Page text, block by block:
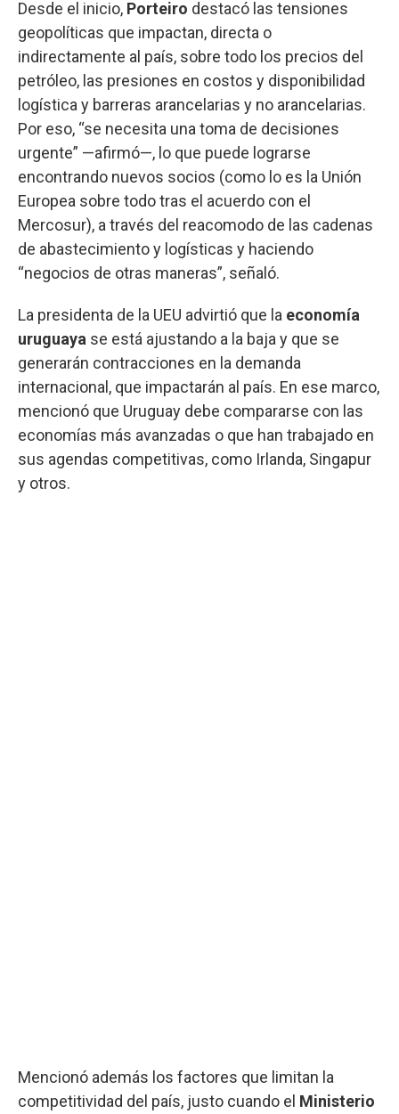
Desde el inicio, Porteiro destacó las tensiones
geopolíticas que impactan, directa o
indirectamente al país, sobre todo los precios del
petróleo, las presiones en costos y disponibilidad
logística y barreras arancelarias y no arancelarias.
Por eso, “se necesita una toma de decisiones
urgente” —afirmó—, lo que puede lograrse
encontrando nuevos socios (como lo es la Unión
Europea sobre todo tras el acuerdo con el
Mercosur), a través del reacomodo de las cadenas
de abastecimiento y logísticas y haciendo
“negocios de otras maneras”, señaló.
La presidenta de la UEU advirtió que la economía
uruguaya se está ajustando a la baja y que se
generarán contracciones en la demanda
internacional, que impactarán al país. En ese marco,
mencionó que Uruguay debe compararse con las
economías más avanzadas o que han trabajado en
sus agendas competitivas, como Irlanda, Singapur
y otros.
Mencionó además los factores que limitan la
competitividad del país, justo cuando el Ministerio